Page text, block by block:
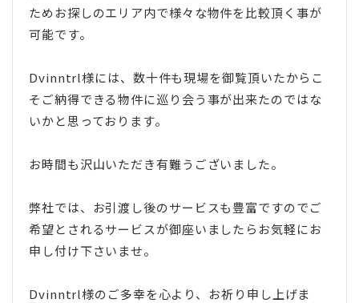
ためお探しのエリア内で様々な物件を比較頂く事が
可能です。
Dvinntrl様には、数十件も現場を御覧頂いたからこ
そご納得できる物件に巡り会う事が出来たのではな
いかと思っております。
お時間も沢山いただき有難うございました。
弊社では、お引渡し後のサービスも豊富ですのでご
希望とされるサービスが御座いましたらお気軽にお
申し付け下さいませ。
Dvinntrl様のご多幸を心より、お祈り申し上げま